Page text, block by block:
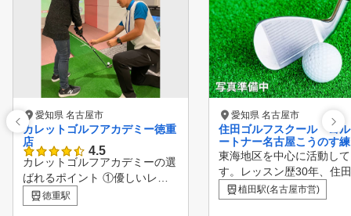
愛知県 名古屋市
カレットゴルフアカデミー徳重
店
4.5
カレットゴルフアカデミーの選
ばれるポイント ①優しいレッ
スンで女性・初心者も安心！さ
あチャレンジしましょう！！
徳重駅
愛知県 名古屋市
住田ゴルフスクール ゴ
ートナー名古屋こうのす
校
東海地区を中心に活動し
す。レッスン歴30年、住
です。 名古屋こうのすの
的な野外練習場で、あな
植田駅(名古屋市営)